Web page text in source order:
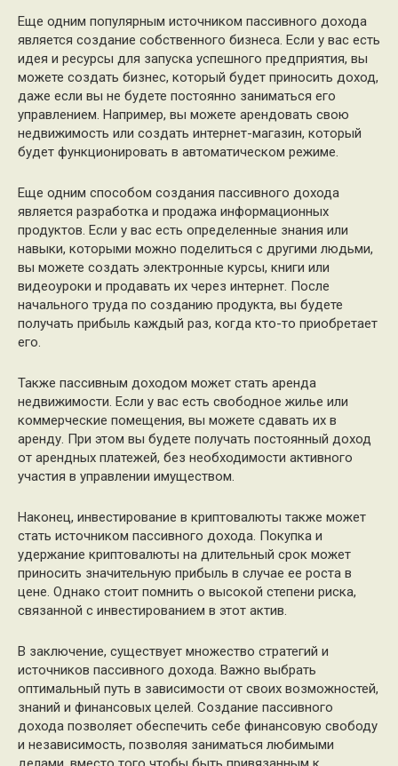
Еще одним популярным источником пассивного дохода
является создание собственного бизнеса. Если у вас есть
идея и ресурсы для запуска успешного предприятия, вы
можете создать бизнес, который будет приносить доход,
даже если вы не будете постоянно заниматься его
управлением. Например, вы можете арендовать свою
недвижимость или создать интернет-магазин, который
будет функционировать в автоматическом режиме.
Еще одним способом создания пассивного дохода
является разработка и продажа информационных
продуктов. Если у вас есть определенные знания или
навыки, которыми можно поделиться с другими людьми,
вы можете создать электронные курсы, книги или
видеоуроки и продавать их через интернет. После
начального труда по созданию продукта, вы будете
получать прибыль каждый раз, когда кто-то приобретает
его.
Также пассивным доходом может стать аренда
недвижимости. Если у вас есть свободное жилье или
коммерческие помещения, вы можете сдавать их в
аренду. При этом вы будете получать постоянный доход
от арендных платежей, без необходимости активного
участия в управлении имуществом.
Наконец, инвестирование в криптовалюты также может
стать источником пассивного дохода. Покупка и
удержание криптовалюты на длительный срок может
приносить значительную прибыль в случае ее роста в
цене. Однако стоит помнить о высокой степени риска,
связанной с инвестированием в этот актив.
В заключение, существует множество стратегий и
источников пассивного дохода. Важно выбрать
оптимальный путь в зависимости от своих возможностей,
знаний и финансовых целей. Создание пассивного
дохода позволяет обеспечить себе финансовую свободу
и независимость, позволяя заниматься любимыми